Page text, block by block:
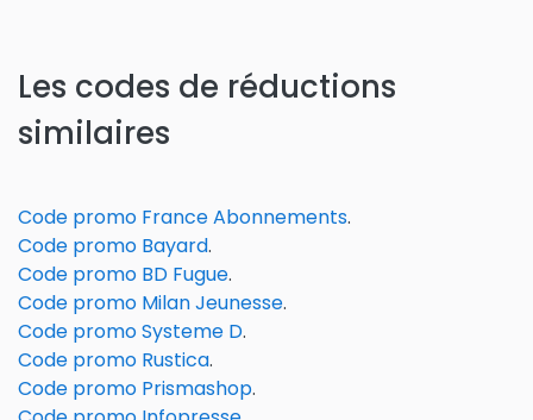
Les codes de réductions
similaires
Code promo France Abonnements.
Code promo Bayard.
Code promo BD Fugue.
Code promo Milan Jeunesse.
Code promo Systeme D.
Code promo Rustica.
Code promo Prismashop.